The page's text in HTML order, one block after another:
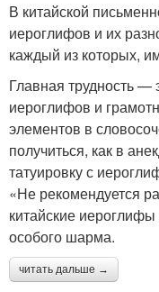
В китайской
иероглифов и их
каждый из которых,
Главная трудность
иероглифов и
элементов в
получиться, как в
татуировку с
«Не рекомендуется
китайские
особого шарма.
читать дальше →